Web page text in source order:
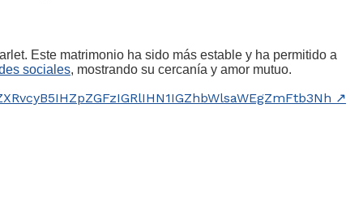
Este matrimonio ha sido más estable y ha permitido a
sociales, mostrando su cercanía y amor mutuo.
↗